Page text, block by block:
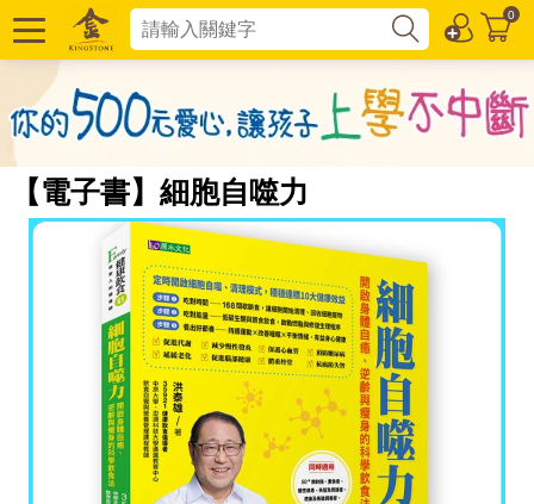
0
【電子書】細胞自噬力